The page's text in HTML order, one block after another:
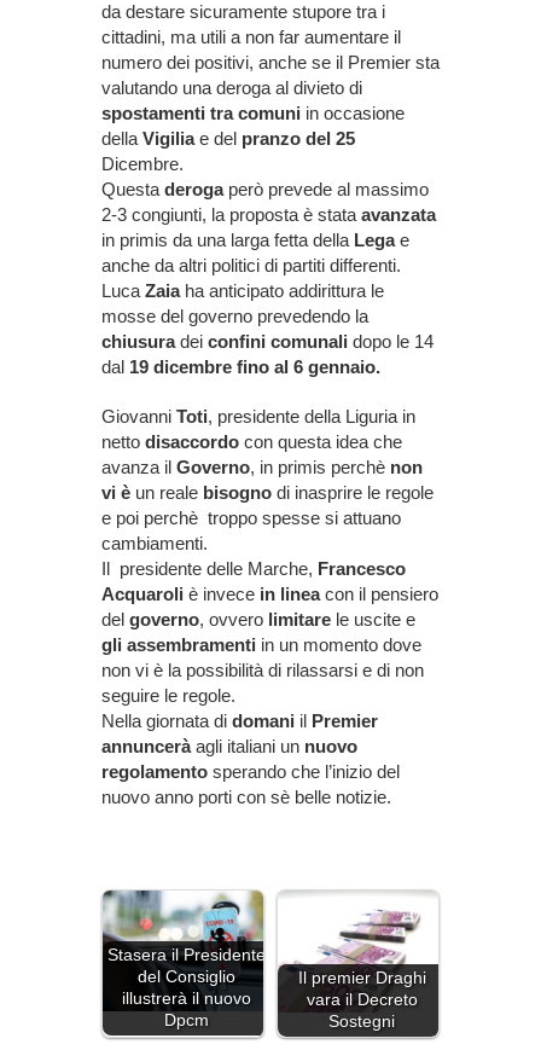
da destare sicuramente stupore tra i
cittadini, ma utili a non far aumentare il
numero dei positivi, anche se il Premier sta
valutando una deroga al divieto di
spostamenti tra comuni in occasione
della Vigiliae del pranzo del 25
Dicembre.
Questa derogaperò prevede al massimo
2-3 congiunti, la proposta è stata avanzata
in primis da una larga fetta della Legae
anche da altri politici di partiti differenti.
Luca Zaiaha anticipato addirittura le
mosse del governo prevedendo la
chiusuradei confini comunali dopo le 14
dal 19 dicembre fino al 6 gennaio.
Giovanni Toti, presidente della Liguria in
netto disaccordo con questa idea che
avanza il Governo, in primis perchè non
vi è un reale bisogno di inasprire le regole
e poi perchè troppo spesse si attuano
cambiamenti.
Il presidente delle Marche, Francesco
Acquaroli è invece in lineacon il pensiero
del governo, ovvero limitare le uscite e
gli assembramenti in un momento dove
non vi è la possibilità di rilassarsi e di non
seguire le regole.
Nella giornata di domani il Premier
annunceràagli italiani un nuovo
regolamento sperando che l’inizio del
nuovo anno porti con sè belle notizie.
Stasera il Presidente
del Consiglio
illustrerà il nuovo
Dpcm
Il premier Draghi
vara il Decreto
Sostegni